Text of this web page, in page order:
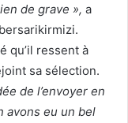
de grave », a
qu’il ressent à
sa sélection.
de l’envoyer en
avons eu un bel